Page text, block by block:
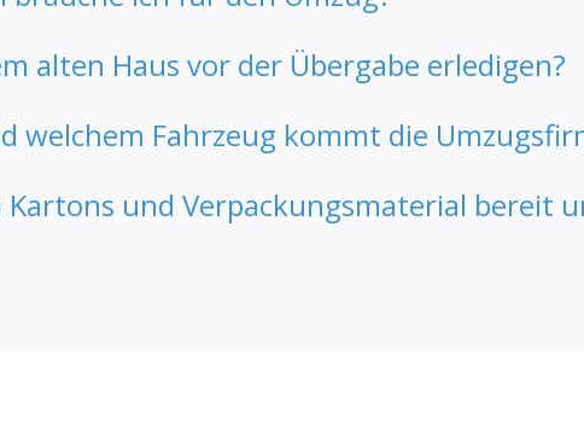
alten Haus vor der Übergabe erledigen?
welchem Fahrzeug kommt die
und Verpackungsmaterial bereit